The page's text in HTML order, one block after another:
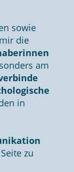
sowie
die
am
in
zu